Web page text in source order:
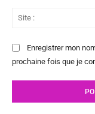
Enregistrer mon
prochaine fois que je